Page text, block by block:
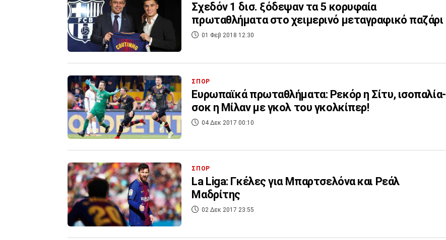
Σχεδόν 1 δισ. ξόδεψαν τα 5 κορυφαία
πρωταθλήματα στο χειμερινό μεταγραφικό παζάρι
01 Φεβ 2018 12:30
ΣΠΟΡ
Ευρωπαϊκά πρωταθλήματα: Ρεκόρ η Σίτυ, ισοπαλία-
σοκ η Μίλαν με γκολ του γκολκίπερ!
04 Δεκ 2017 00:10
ΣΠΟΡ
La Liga: Γκέλες για Μπαρτσελόνα και Ρεάλ
Μαδρίτης
02 Δεκ 2017 23:55